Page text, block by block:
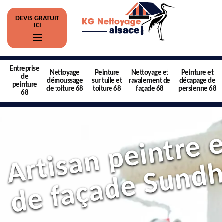
DEVIS GRATUIT
ICI
Entreprise
de
peinture
68
Nettoyage
démoussage
de toiture 68
Peinture
sur tuile et
toiture 68
Nettoyage et
ravalement de
façade 68
Peinture et
décapage de
persienne 68